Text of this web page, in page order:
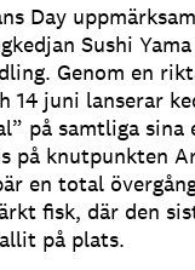
Day
Sushi
Genom en
14 juni lanserar
på samtliga
på knutpunkten
en total
fisk, där den
på plats.